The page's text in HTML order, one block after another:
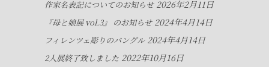
作家名表記についてのお知らせ 2026年2月11日
『母と娘展 vol.3』 のお知らせ 2024年4月14日
フィレンツェ彫りのバングル 2024年4月14日
2人展終了致しました 2022年10月16日